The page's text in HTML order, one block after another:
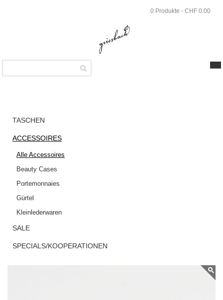
0 Produkte - CHF 0.00
Alle
Griesbach –
Audrey Belt aus
cognacfarbenem
GRIESBACH –
AUDREY BELT AUS
COGNACFARBENEM
TASCHEN
ACCESSOIRES
Alle Accessoires
Beauty Cases
Portemonnaies
Gürtel
Kleinlederwaren
SALE
SPECIALS/KOOPERATIONEN